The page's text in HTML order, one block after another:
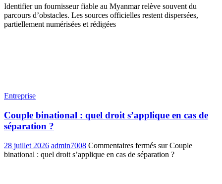
Identifier un fournisseur fiable au Myanmar relève souvent du
parcours d’obstacles. Les sources officielles restent dispersées,
partiellement numérisées et rédigées
Entreprise
Couple binational : quel droit s’applique en cas de
séparation ?
28 juillet 2026 admin7008 Commentaires fermés sur Couple
binational : quel droit s’applique en cas de séparation ?